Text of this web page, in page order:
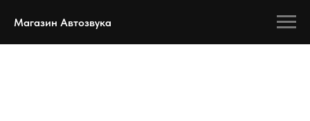
Магазин Автозвука